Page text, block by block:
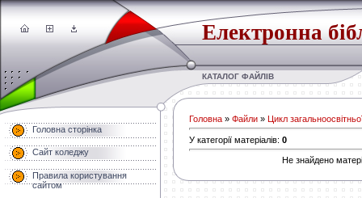
Електронна
КАТАЛОГ ФАЙЛІВ
Головна сторінка
Сайт коледжу
Правила користування
сайтом
Головна » Файли » Цикл
У категорії матеріалів: 0
Не знайдено